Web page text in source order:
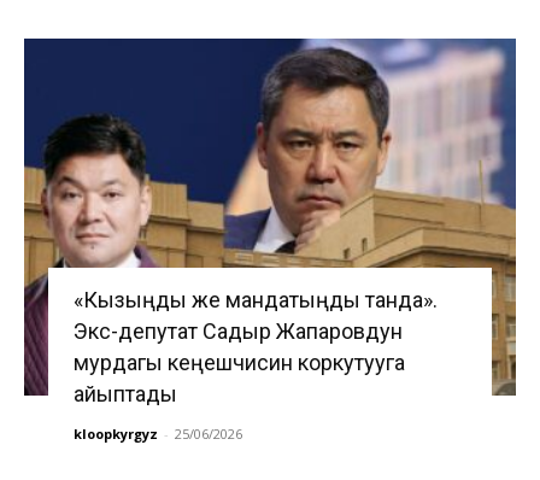
«Кызыңды же мандатыңды танда».
Экс-депутат Садыр Жапаровдун
мурдагы кеңешчисин коркутууга
айыптады
kloopkyrgyz - 25/06/2026